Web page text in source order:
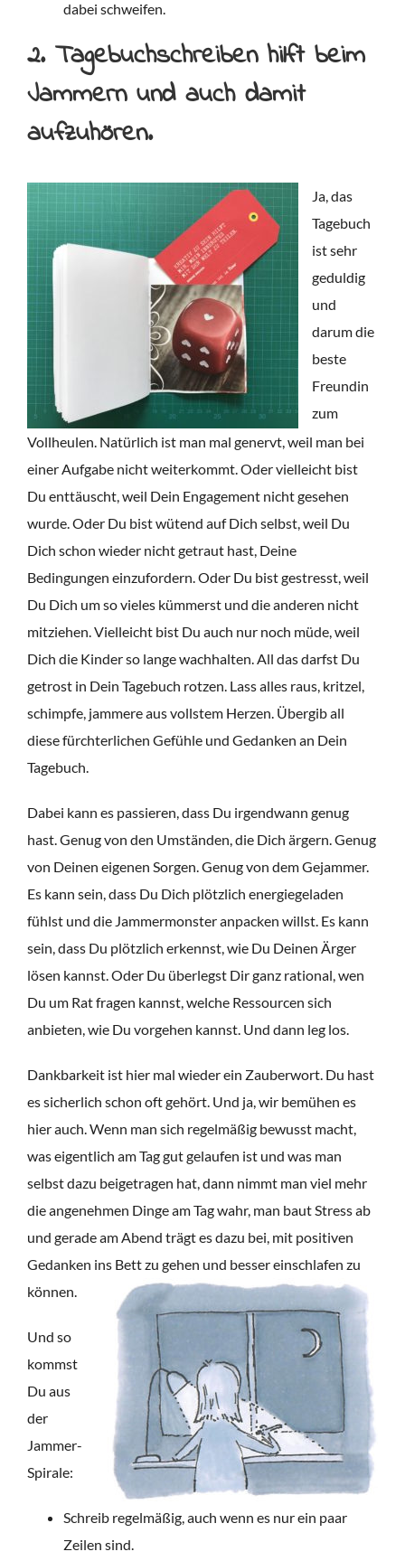
dabei schweifen.
2. Tagebuchschreiben hilft beim
Jammern und auch damit
aufzuhören.
Ja, das
Tagebuch
ist sehr
geduldig
und
darum die
beste
Freundin
zum
Vollheulen. Natürlich ist man mal genervt, weil man bei
einer Aufgabe nicht weiterkommt. Oder vielleicht bist
Du enttäuscht, weil Dein Engagement nicht gesehen
wurde. Oder Du bist wütend auf Dich selbst, weil Du
Dich schon wieder nicht getraut hast, Deine
Bedingungen einzufordern. Oder Du bist gestresst, weil
Du Dich um so vieles kümmerst und die anderen nicht
mitziehen. Vielleicht bist Du auch nur noch müde, weil
Dich die Kinder so lange wachhalten. All das darfst Du
getrost in Dein Tagebuch rotzen. Lass alles raus, kritzel,
schimpfe, jammere aus vollstem Herzen. Übergib all
diese fürchterlichen Gefühle und Gedanken an Dein
Tagebuch.
Dabei kann es passieren, dass Du irgendwann genug
hast. Genug von den Umständen, die Dich ärgern. Genug
von Deinen eigenen Sorgen. Genug von dem Gejammer.
Es kann sein, dass Du Dich plötzlich energiegeladen
fühlst und die Jammermonster anpacken willst. Es kann
sein, dass Du plötzlich erkennst, wie Du Deinen Ärger
lösen kannst. Oder Du überlegst Dir ganz rational, wen
Du um Rat fragen kannst, welche Ressourcen sich
anbieten, wie Du vorgehen kannst. Und dann leg los.
Dankbarkeit ist hier mal wieder ein Zauberwort. Du hast
es sicherlich schon oft gehört. Und ja, wir bemühen es
hier auch. Wenn man sich regelmäßig bewusst macht,
was eigentlich am Tag gut gelaufen ist und was man
selbst dazu beigetragen hat, dann nimmt man viel mehr
die angenehmen Dinge am Tag wahr, man baut Stress ab
und gerade am Abend trägt es dazu bei, mit positiven
Gedanken ins Bett zu gehen und besser einschlafen zu
können.
Und so
kommst
Du aus
der
Jammer-
Spirale:
Schreib regelmäßig, auch wenn es nur ein paar
Zeilen sind.